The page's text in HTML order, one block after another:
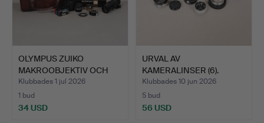
OLYMPUS ZUIKO
MAKROOBJEKTIV OCH
TILLBEHÖR,…
Klubbades 1 jul 2026
1 bud
34 USD
URVAL AV
KAMERALINSER (6).
Klubbades 10 jun 2026
5 bud
56 USD